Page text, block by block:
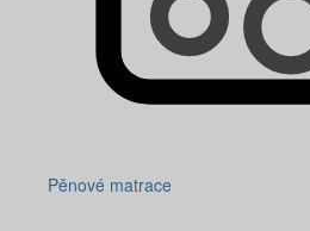
Pěnové matrace